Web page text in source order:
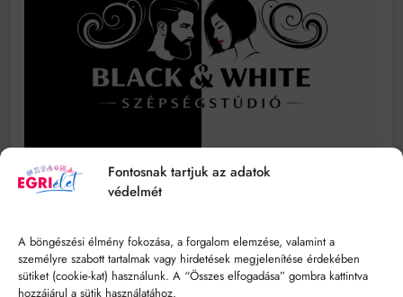
Fontosnak tartjuk az adatok
védelmét
A böngészési élmény fokozása, a forgalom elemzése, valamint a
személyre szabott tartalmak vagy hirdetések megjelenítése érdekében
sütiket (cookie-kat) használunk. A “Összes elfogadása” gombra kattintva
hozzájárul a sütik használatához.
Bowen Terápia - Öngyógyítás